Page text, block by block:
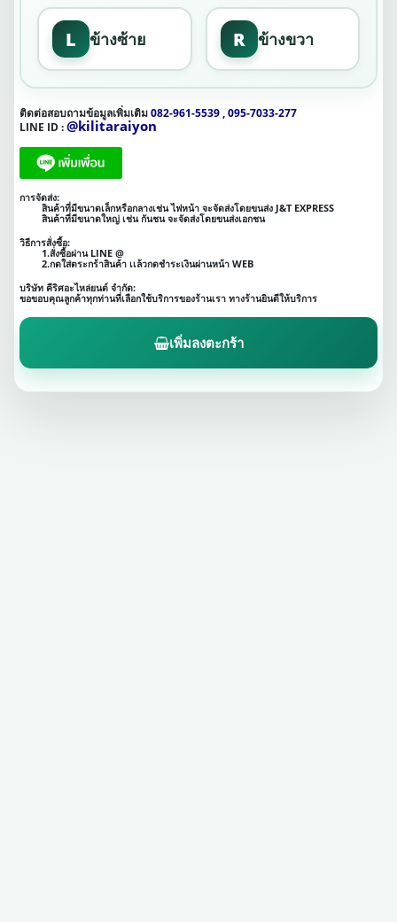
L ข้างซ้าย R ข้างขวา
ติดต่อสอบถามข้อมูลเพิ่มเติม082-961-5539 , 095-7033-277
LINE ID :@kilitaraiyon
การจัดส่ง:
สินค้าที่มีขนาดเล็กหรือกลางเช่น ไฟหน้า จะจัดส่งโดยขนส่ง J&T EXPRESS
สินค้าที่มีขนาดใหญ่ เช่น กันชน จะจัดส่งโดยขนส่งเอกชน
วิธีการสั่งซื้อ:
1.สั่งซื้อผ่าน LINE @
2.กดใส่ตระกร้าสินค้า เเล้วกดชำระเงินผ่านหน้า WEB
บริษัท คีริศอะไหล่ยนต์ จำกัด:
ขอขอบคุณลูกค้าทุกท่านที่เลือกใช้บริการของร้านเรา ทางร้านยินดีให้บริการ
เพิ่มลงตะกร้า